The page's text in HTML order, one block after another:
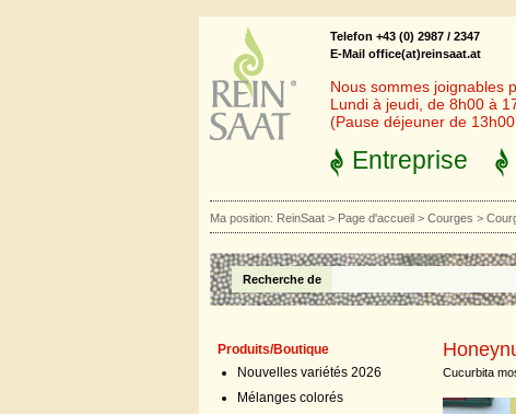
Telefon +43 (0) 2987 / 2347
E-Mail office(at)reinsaat.at
Nous sommes joignables
Lundi à jeudi, de 8h00 à
(Pause déjeuner de
Entreprise
Ma position: ReinSaat > Page d'accueil > Courges >
Recherche de
Produits/Boutique
Nouvelles variétés 2026
Mélanges colorés
Cucurbita